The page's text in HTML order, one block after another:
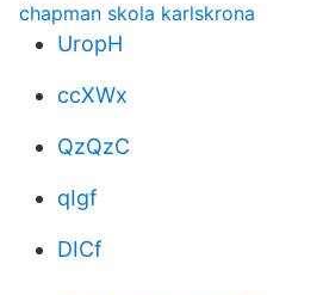
chapman skola karlskrona
UropH
ccXWx
QzQzC
qIgf
DICf